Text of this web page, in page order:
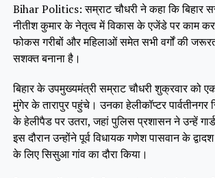
Bihar Politics: सम्राट चौधरी ने कहा कि बिहार
नीतीश कुमार के नेतृत्व में विकास के एजेंडे पर काम
फोकस गरीबों और महिलाओं समेत सभी वर्गों की
सशक्त बनाना है।
बिहार के उपमुख्यमंत्री सम्राट चौधरी शुक्रवार को
मुंगेर के तारापुर पहुंचे। उनका हेलीकॉप्टर
के हेलीपैड पर उतरा, जहां पुलिस प्रशासन ने उन्हें
इस दौरान उन्होंने पूर्व विधायक गणेश पासवान के
के लिए सिसुआ गांव का दौरा किया।